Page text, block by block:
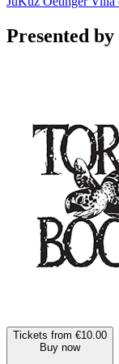
Presented by
Tickets from €10.00
Buy now